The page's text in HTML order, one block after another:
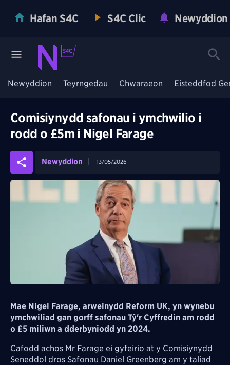
Hafan S4C S4C Clic Newyddion
Newyddion Teyrngedau Chwaraeon Eisteddfod
Comisiynydd safonau i ymchwilio i
rodd o £5m i Nigel Farage
Newyddion 13/05/2026
Mae Nigel Farage, arweinydd Reform UK, yn wynebu
ymchwiliad gan gorff safonau Tŷ'r Cyffredin am rodd
o £5 miliwn a dderbyniodd yn 2024.
Cafodd achos Mr Farage ei gyfeirio at y Comisiynydd
Seneddol dros Safonau Daniel Greenberg am y taliad